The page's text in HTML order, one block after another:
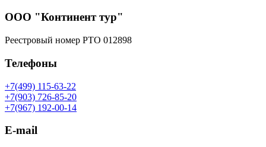
ООО "Континент тур"
Реестровый номер РТО 012898
Телефоны
+7(499) 115-63-22
+7(903) 726-85-20
+7(967) 192-00-14
E-mail